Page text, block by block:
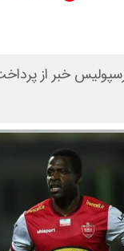
آغاز شد / خرید
پرداخت ۵۰۰ میلیون تومان + لینک
خبر از